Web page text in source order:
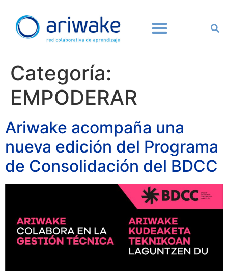
Categoría:
EMPODERAR
Ariwake acompaña una
nueva edición del Programa
de Consolidación del BDCC